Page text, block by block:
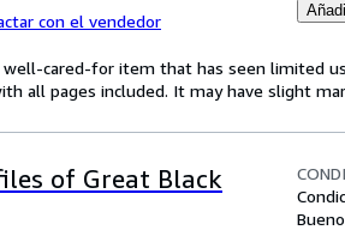
con el vendedor
well-cared-for item that has seen limited
all pages included. It may have slight
of Great Black
Bueno